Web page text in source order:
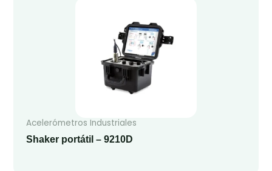
Acelerómetros Industriales
Shaker portátil – 9210D